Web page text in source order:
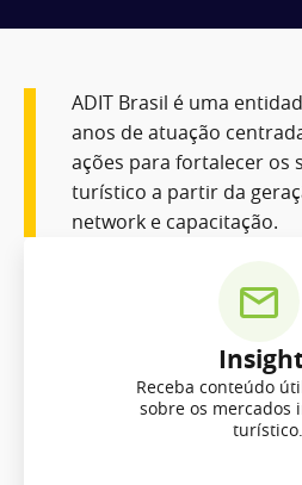
ADIT Brasil é uma
anos de atuação
ações para fortalecer os
turístico a partir da
network e capacitação.
Receba conteúdo
sobre os mercados
turístico.